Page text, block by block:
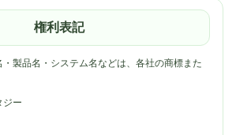
権利表記
製品名・システム名などは、各社の商標また
ジー